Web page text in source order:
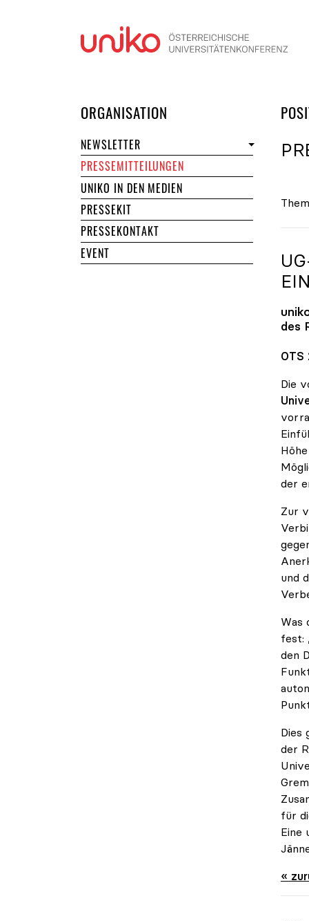
ORGANISATION
NEWSLETTER
PRESSEMITTEILUNGEN
UNIKO IN DEN MEDIEN
PRESSEKIT
PRESSEKONTAKT
EVENT
des
OTS
Die
der
Zur
und
Was
fest:
den
Dies
der
für
Eine
«